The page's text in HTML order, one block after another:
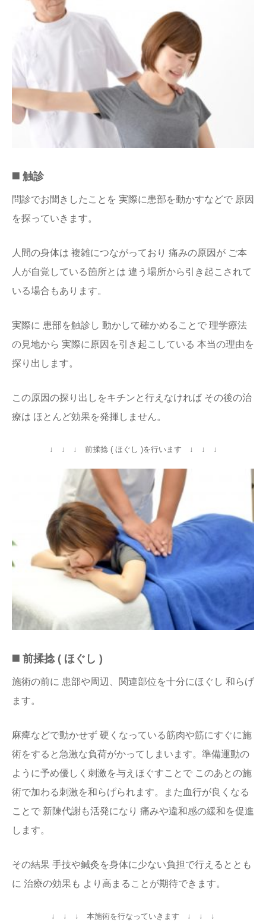
◼️ 触診
問診でお聞きしたことを 実際に患部を動かすなどで 原因
を探っていきます。
人間の身体は 複雑につながっており 痛みの原因が ご本
人が自覚している箇所とは 違う場所から引き起こされて
いる場合もあります。
実際に 患部を触診し 動かして確かめることで 理学療法
の見地から 実際に原因を引き起こしている 本当の理由を
探り出します。
この原因の探り出しをキチンと行えなければ その後の治
療は ほとんど効果を発揮しません。
↓ ↓ ↓ 前揉捻 ( ほぐし )を行います ↓ ↓ ↓
◼️ 前揉捻 ( ほぐし )
施術の前に 患部や周辺、関連部位を十分にほぐし 和らげ
ます。
麻痺などで動かせず 硬くなっている筋肉や筋にすぐに施
術をすると急激な負荷がかってしまいます。準備運動の
ように予め優しく刺激を与えほぐすことで このあとの施
術で加わる刺激を和らげられます。また血行が良くなる
ことで 新陳代謝も活発になり 痛みや違和感の緩和を促進
します。
その結果 手技や鍼灸を身体に少ない負担で行えるととも
に 治療の効果も より高まることが期待できます。
↓ ↓ ↓ 本施術を行なっていきます ↓ ↓ ↓